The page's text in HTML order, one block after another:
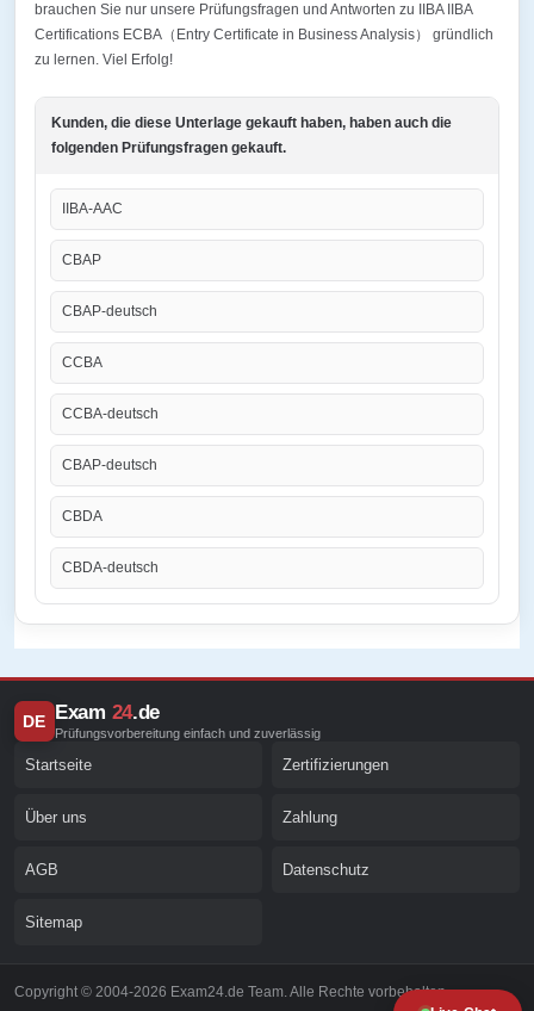
brauchen Sie nur unsere Prüfungsfragen und Antworten zu IIBA IIBA
Certifications ECBA（Entry Certificate in Business Analysis） gründlich
zu lernen. Viel Erfolg!
Kunden, die diese Unterlage gekauft haben, haben auch die
folgenden Prüfungsfragen gekauft.
IIBA-AAC
CBAP
CBAP-deutsch
CCBA
CCBA-deutsch
CBAP-deutsch
CBDA
CBDA-deutsch
DE Exam 24.de
Prüfungsvorbereitung einfach und zuverlässig
Startseite Zertifizierungen
Über uns Zahlung
AGB Datenschutz
Sitemap
Copyright © 2004-2026 Exam24.de Team. Alle Rechte vorbehalten.